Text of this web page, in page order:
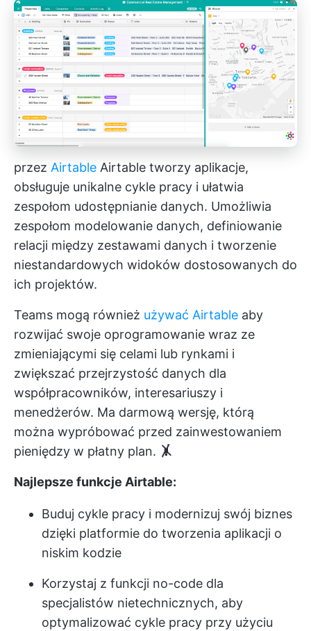
przez Airtable Airtable tworzy aplikacje,
obsługuje unikalne cykle pracy i ułatwia
zespołom udostępnianie danych. Umożliwia
zespołom modelowanie danych, definiowanie
relacji między zestawami danych i tworzenie
niestandardowych widoków dostosowanych do
ich projektów.
Teams mogą również używać Airtable aby
rozwijać swoje oprogramowanie wraz ze
zmieniającymi się celami lub rynkami i
zwiększać przejrzystość danych dla
współpracowników, interesariuszy i
menedżerów. Ma darmową wersję, którą
można wypróbować przed zainwestowaniem
pieniędzy w płatny plan. 🤸
Najlepsze funkcje Airtable:
Buduj cykle pracy i modernizuj swój biznes
dzięki platformie do tworzenia aplikacji o
niskim kodzie
Korzystaj z funkcji no-code dla
specjalistów nietechnicznych, aby
optymalizować cykle pracy przy użyciu